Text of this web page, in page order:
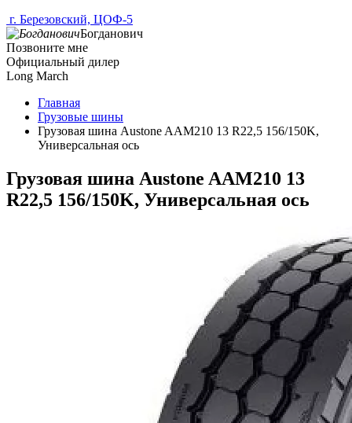
г. Березовский, ЦОФ-5
Богданович
Позвоните мне
Официальный дилер
Long March
Главная
Грузовые шины
Грузовая шина Austone AAM210 13 R22,5 156/150K,
Универсальная ось
Грузовая шина Austone AAM210 13
R22,5 156/150K, Универсальная ось